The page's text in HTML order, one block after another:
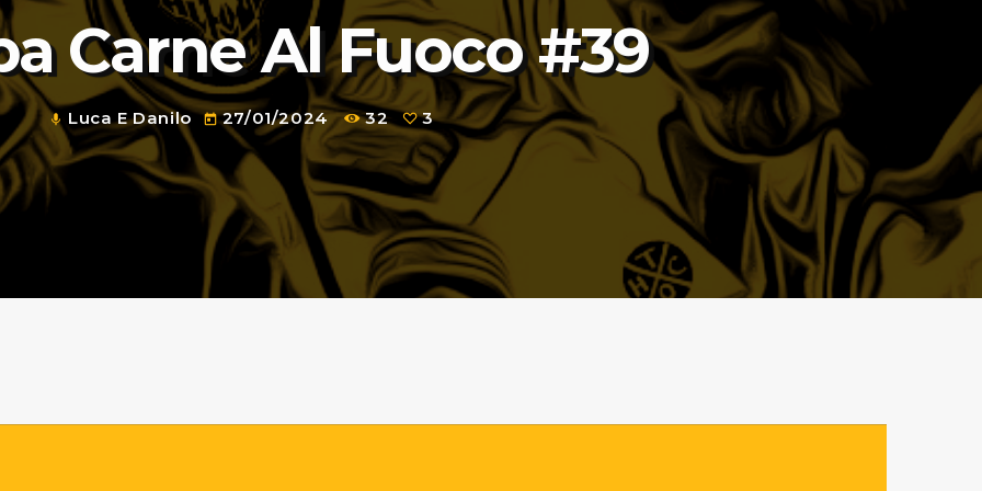
Carne Al Fuoco #39
mic Luca E Danilo today 27/01/2024 32 3